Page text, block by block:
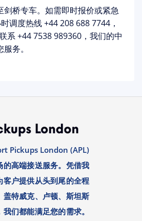
剑桥专车。如需即时报价或紧急
调度热线+44 208 688 7744 ，
系 +44 7538 989360，我们的中
务。
Pickups London (APL)
高端接送服务。凭借我
户提供从头到尾的全程
盖特威克、卢顿、斯坦斯
们都能满足您的需求。